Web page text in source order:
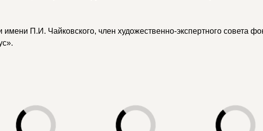
П.И. Чайковского, член художественно-экспертного совета